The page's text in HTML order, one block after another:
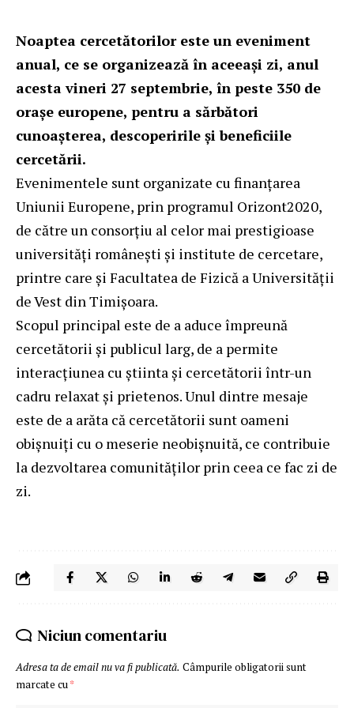
Noaptea cercetătorilor este un eveniment
anual, ce se organizează în aceeaşi zi, anul
acesta vineri 27 septembrie, în peste 350 de
oraşe europene, pentru a sărbători
cunoaşterea, descoperirile şi beneficiile
cercetării.
Evenimentele sunt organizate cu finanţarea
Uniunii Europene, prin programul Orizont2020,
de către un consorţiu al celor mai prestigioase
universităţi româneşti şi institute de cercetare,
printre care şi Facultatea de Fizică a Universităţii
de Vest din Timişoara.
Scopul principal este de a aduce împreună
cercetătorii şi publicul larg, de a permite
interacţiunea cu ştiinta şi cercetătorii într-un
cadru relaxat şi prietenos. Unul dintre mesaje
este de a arăta că cercetătorii sunt oameni
obişnuiţi cu o meserie neobişnuită, ce contribuie
la dezvoltarea comunităţilor prin ceea ce fac zi de
zi.
Niciun comentariu
Adresa ta de email nu va fi publicată. Câmpurile obligatorii sunt
marcate cu*